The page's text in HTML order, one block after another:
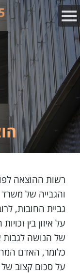
רשות ההוצאה
והגבייה של
גביית החובות,
על איזון בין
של הנושה לגבות
כלומר, האדם